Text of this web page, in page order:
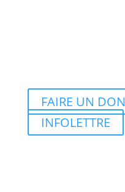
FAIRE UN DON
INFOLETTRE